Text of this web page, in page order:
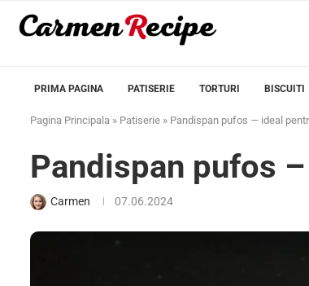
PRIMA PAGINA PATISERIE TORTURI BISCUITI
Pagina Principala » Patiserie » Pandispan pufos — ideal
Pandispan pufos
Carmen 07.06.2024